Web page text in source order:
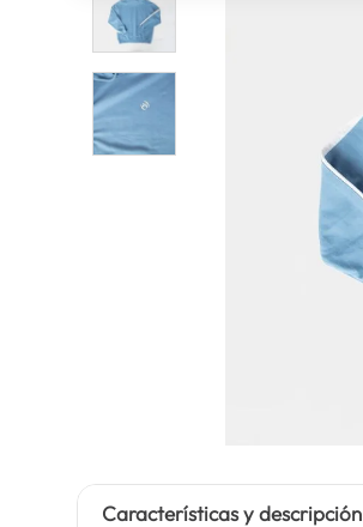
Características y descripción